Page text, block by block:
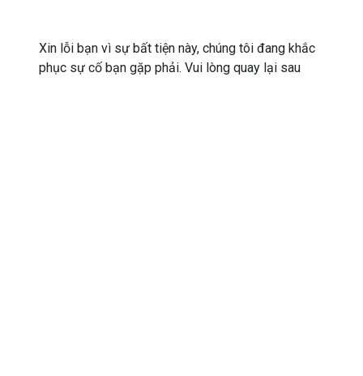
Xin lỗi bạn vì sự bất tiện này, chúng tôi đang khắc
phục sự cố bạn gặp phải. Vui lòng quay lại sau